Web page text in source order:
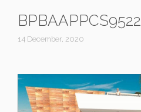
BPBAAPPCS9522
14 December, 2020